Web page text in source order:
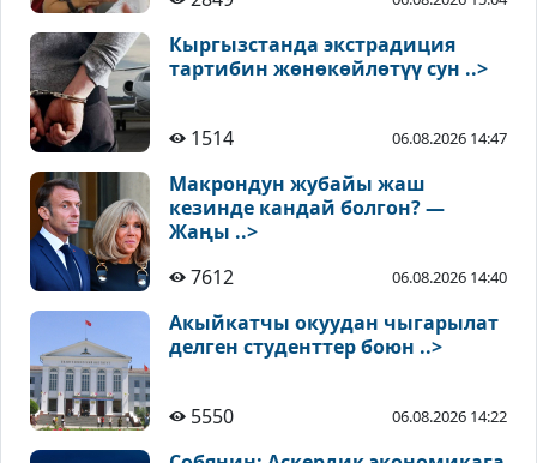
Кыргызстанда экстрадиция
тартибин жөнөкөйлөтүү сун ..>
1514 06.08.2026 14:47
Макрондун жубайы жаш
кезинде кандай болгон? —
Жаңы ..>
7612
06.08.2026 14:40
Акыйкатчы окуудан чыгарылат
делген студенттер боюн ..>
5550 06.08.2026 14:22